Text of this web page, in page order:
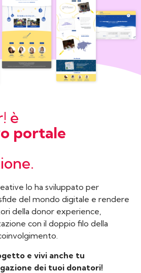
è
portale
lo ha sviluppato per
del mondo digitale e rendere
della donor experience,
con il doppio filo della
e vivi anche tu
dei tuoi donatori!